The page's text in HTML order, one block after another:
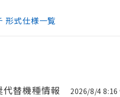
形式仕様一覧
代替機種情報 2026/8/4 8:16